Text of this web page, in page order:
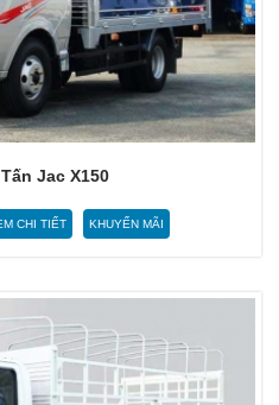
Jac X150
CHI TIẾT KHUYẾN MÃI